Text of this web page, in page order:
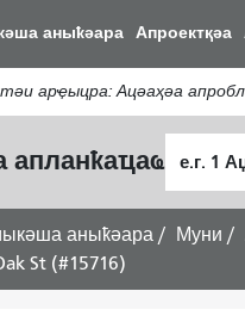
аныҟәара Апроектқәа
арҿыцра: Ацәаҳәа
апланҟаҵаҩҭыԥ
аныҟәара Муни
St (#15716)